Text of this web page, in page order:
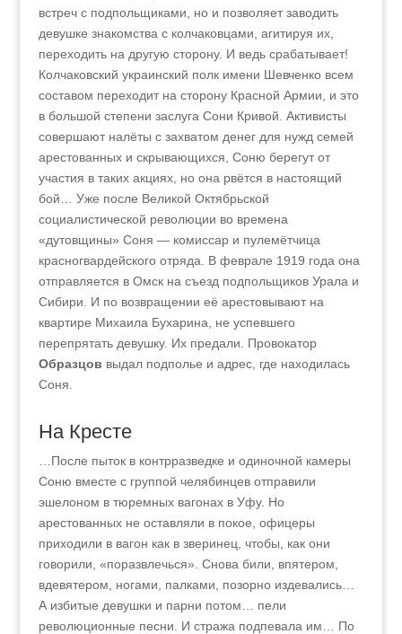
встреч с подпольщиками, но и позволяет заводить
девушке знакомства с колчаковцами, агитируя их,
переходить на другую сторону. И ведь срабатывает!
Колчаковский украинский полк имени Шевченко всем
составом переходит на сторону Красной Армии, и это
в большой степени заслуга Сони Кривой. Активисты
совершают налёты с захватом денег для нужд семей
арестованных и скрывающихся, Соню берегут от
участия в таких акциях, но она рвётся в настоящий
бой… Уже после Великой Октябрьской
социалистической революции во времена
«дутовщины» Соня — комиссар и пулемётчица
красногвардейского отряда. В феврале 1919 года она
отправляется в Омск на съезд подпольщиков Урала и
Сибири. И по возвращении её арестовывают на
квартире Михаила Бухарина, не успевшего
перепрятать девушку. Их предали. Провокатор
Образцов выдал подполье и адрес, где находилась
Соня.
На Кресте
…После пыток в контрразведке и одиночной камеры
Соню вместе с группой челябинцев отправили
эшелоном в тюремных вагонах в Уфу. Но
арестованных не оставляли в покое, офицеры
приходили в вагон как в зверинец, чтобы, как они
говорили, «поразвлечься». Снова били, впятером,
вдевятером, ногами, палками, позорно издевались…
А избитые девушки и парни потом… пели
революционные песни. И стража подпевала им… По